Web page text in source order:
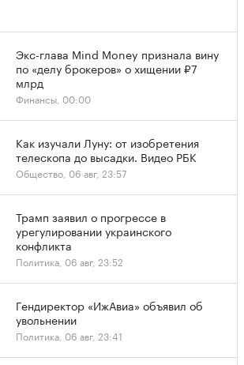
Экс-глава Mind Money признала вину
по «делу брокеров» о хищении ₽7
млрд
Финансы, 00:00
Как изучали Луну: от изобретения
телескопа до высадки. Видео РБК
Общество, 06 авг, 23:57
Трамп заявил о прогрессе в
урегулировании украинского
конфликта
Политика, 06 авг, 23:52
Гендиректор «ИжАвиа» объявил об
увольнении
Политика, 06 авг, 23:41